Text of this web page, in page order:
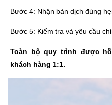
Bước 4: Nhận bản dịch đúng
Bước 5: Kiểm tra và yêu cầu
Toàn bộ quy trình được
khách hàng 1:1.